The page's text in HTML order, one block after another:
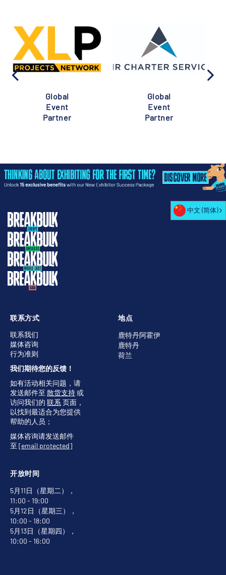
Global
Event
Partner
Global
Event
Partner
地点
鹿特丹阿霍伊
鹿特丹
荷兰
开放时间
5月11日（星期二），
11:00 - 19:00
5月12日（星期三），
10:00 - 18:00
5月13日（星期四），
10:00 - 16:00
联系方式
联系我们
媒体咨询
行为准则
我们期待您的反馈！
如有活动相关问题，请
发送邮件至 散货支持或
访问我们的 联系 页面，
以找到最适合为您提供
帮助的人员；
媒体咨询请发送邮件
至 [email protected]
中文 (简体)